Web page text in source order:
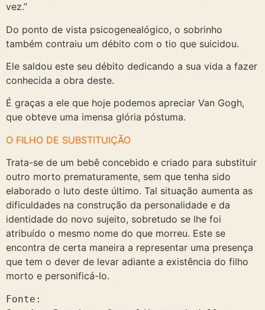
vez.”
Do ponto de vista psicogenealógico, o sobrinho
também contraiu um débito com o tio que suicidou.
Ele saldou este seu débito dedicando a sua vida a fazer
conhecida a obra deste.
É graças a ele que hoje podemos apreciar Van Gogh,
que obteve uma imensa glória póstuma.
O FILHO DE SUBSTITUIÇÃO
Trata-se de um bebê concebido e criado para substituir
outro morto prematuramente, sem que tenha sido
elaborado o luto deste último. Tal situação aumenta as
dificuldades na construção da personalidade e da
identidade do novo sujeito, sobretudo se lhe foi
atribuído o mesmo nome do que morreu. Este se
encontra de certa maneira a representar uma presença
que tem o dever de levar adiante a existência do filho
morto e personificá-lo.
Fonte: